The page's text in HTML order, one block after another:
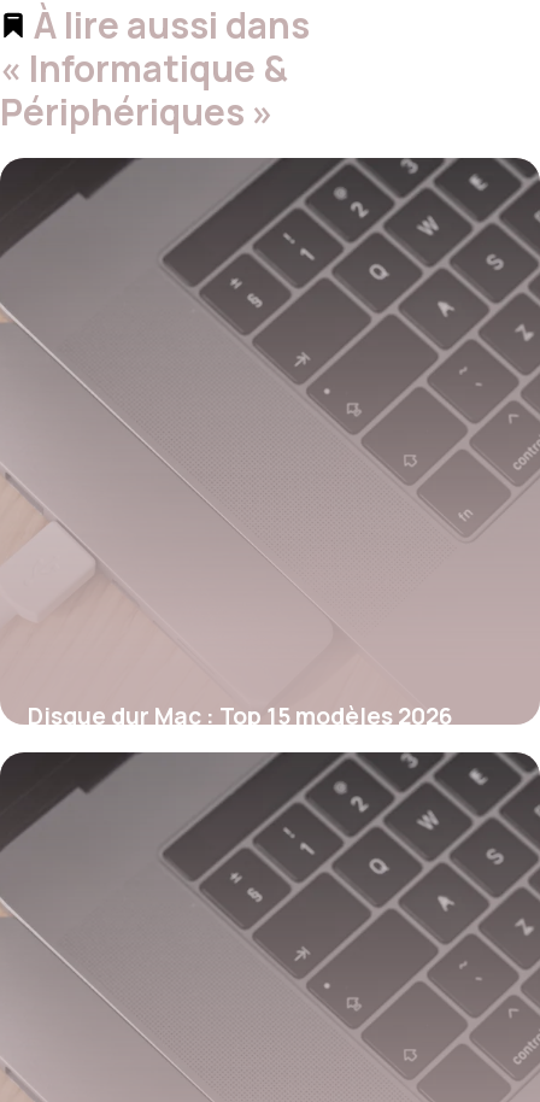
À lire aussi dans
« Informatique &
Périphériques »
Disque dur Mac : Top 15 modèles 2026
29 mai 2026